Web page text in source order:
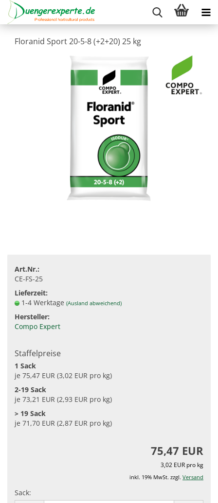
Floranid Sport 20-5-8 (+2+20) 25 kg
Art.Nr.:
CE-FS-25
Lieferzeit:
1-4 Werktage (Ausland abweichend)
Hersteller:
Compo Expert
Staffelpreise
1 Sack
je 75,47 EUR (3,02 EUR pro kg)
2-19 Sack
je 73,21 EUR (2,93 EUR pro kg)
> 19 Sack
je 71,70 EUR (2,87 EUR pro kg)
75,47 EUR
3,02 EUR pro kg
inkl. 19% MwSt. zzgl. Versand
Sack: